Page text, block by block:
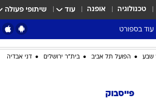
טכנולוגיה אופנה עוד שיתופי פעולה
עוד בספורט
מונדיאל 2026
NBA
פודקאסטים
שבע הפועל תל אביב בית"ר ירושלים דני אבדיה
פייסבוק